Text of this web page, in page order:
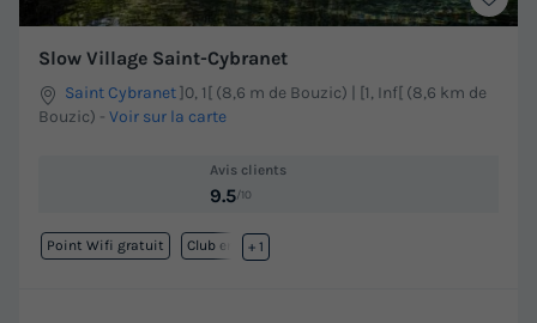
Slow Village Saint-Cybranet
Saint Cybranet]0, 1[ (8,6 m de Bouzic) | [1, Inf[ (8,6 km de
Bouzic) - Voir sur la carte
Avis clients
9.5/10
Point Wifi gratuit Club enfant
+ 1